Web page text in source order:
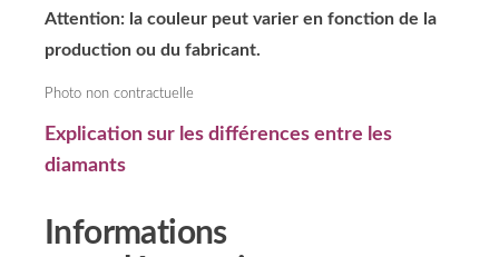
Attention: la couleur peut varier en fonction de la
production ou du fabricant.
Photo non contractuelle
Explication sur les différences entre les
diamants
Informations